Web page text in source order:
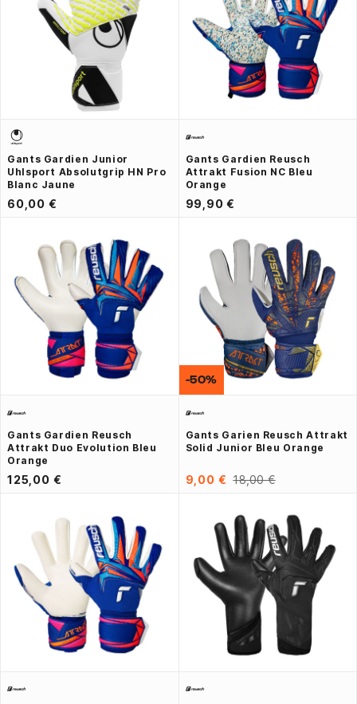
Gants Gardien Junior
Uhlsport Absolutgrip HN Pro
Blanc Jaune
60,00 €
Gants Gardien Reusch
Attrakt Fusion NC Bleu
Orange
99,90 €
Gants Gardien Reusch
Attrakt Duo Evolution Bleu
Orange
125,00 €
Gants Garien Reusch Attrakt
Solid Junior Bleu Orange
9,00 € 18,00 €
-50%